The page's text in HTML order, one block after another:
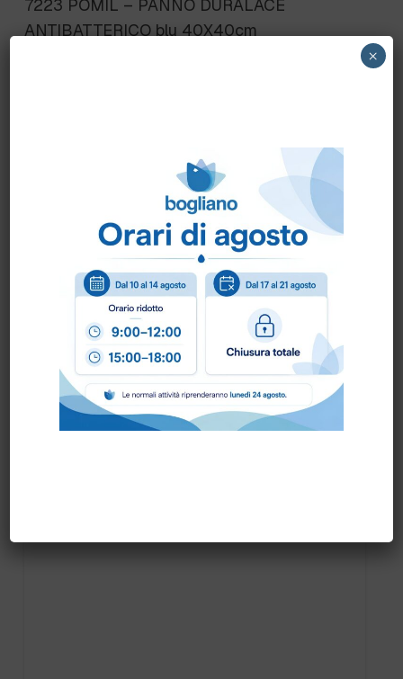
7223 POMIL – PANNO DURALACE
ANTIBATTERICO blu 40X40cm
Come ordinare?
Puoi ordinare chiamando al0172 478161
oppure
scrivendo una mail a info@bogliano.it
Per ogni informazione siamo a disposizione.
×